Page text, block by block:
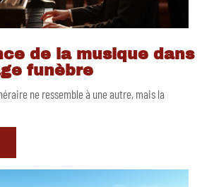
de la musique dans
funèbre
ne ressemble à une autre, mais la